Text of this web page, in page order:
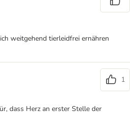
weitgehend tierleidfrei ernähren
1
dass Herz an erster Stelle der